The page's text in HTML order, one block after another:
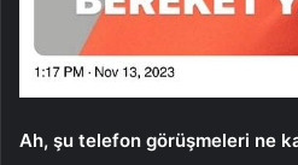
Ah, şu telefon görüşmeleri ne